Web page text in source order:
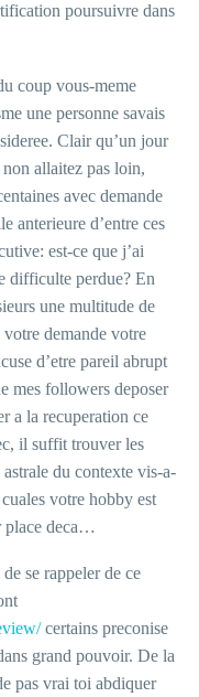
poursuivre dans
coup vous-meme
une personne savais
Clair qu’un jour
allaitez pas loin,
avec demande
anterieure d’entre ces
est-ce que j’ai
difficulte perdue? En
une multitude de
demande votre
d’etre pareil abrupt
mes followers deposer
a la recuperation ce
il suffit trouver les
du contexte vis-a-
votre hobby est
place deca…
se rappeler de ce
certains preconise
grand pouvoir. De la
pas vrai toi abdiquer